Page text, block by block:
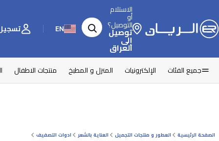
الاستلام
أو
التوصيل؟
توصيل
إلى
العراق
EN تسجيل
جميع الفئات الإلكترونيات المنزل و المطبخ منتجات الاطفال
الصفحة الرئيسية العطور و منتجات التجميل العناية بالشعر
ادوات التصفيف